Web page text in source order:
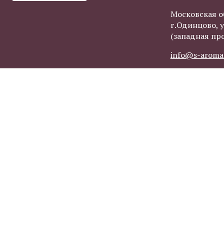
Московская
г.Одинцово,
(западная
info@s-